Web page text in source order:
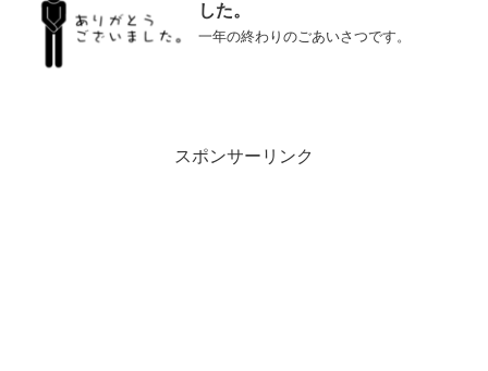
した。
一年の終わりのごあいさつです。
スポンサーリンク